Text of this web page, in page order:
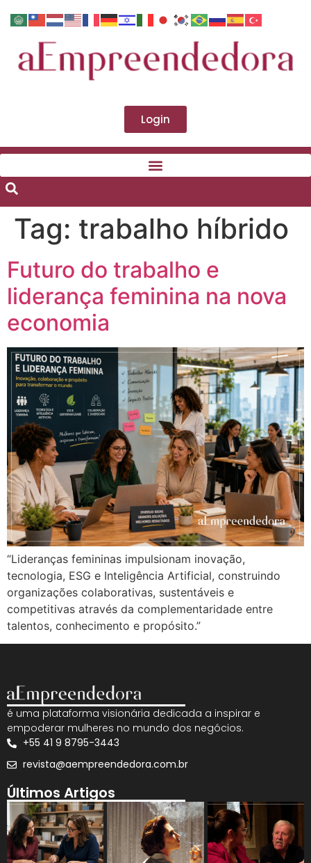
Login
Tag: trabalho híbrido
Futuro do trabalho e
liderança feminina na nova
economia
“Lideranças femininas impulsionam inovação,
tecnologia, ESG e Inteligência Artificial, construindo
organizações colaborativas, sustentáveis e
competitivas através da complementaridade entre
talentos, conhecimento e propósito.”
é uma plataforma visionária dedicada a inspirar e
empoderar mulheres no mundo dos negócios.
+55 41 9 8795-3443
revista@aempreendedora.com.br
Últimos Artigos